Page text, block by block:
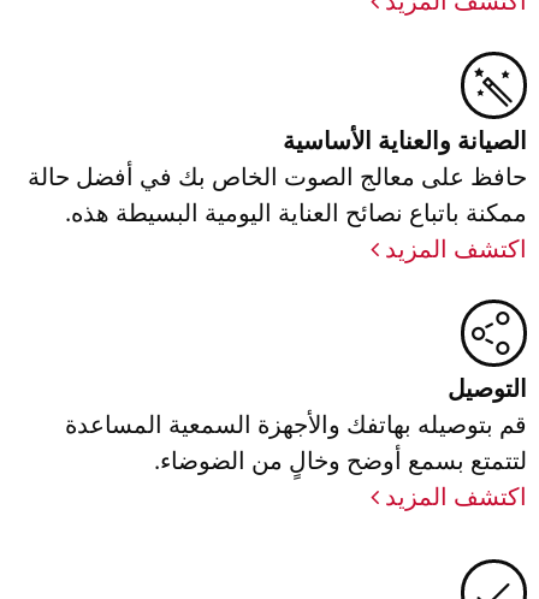
الصيانة والعناية الأساسية
حافظ على معالج الصوت الخاص بك في أفضل حالة
ممكنة باتباع نصائح العناية اليومية البسيطة هذه.
اكتشف المزيد
التوصيل
قم بتوصيله بهاتفك والأجهزة السمعية المساعدة
لتتمتع بسمع أوضح وخالٍ من الضوضاء.
اكتشف المزيد